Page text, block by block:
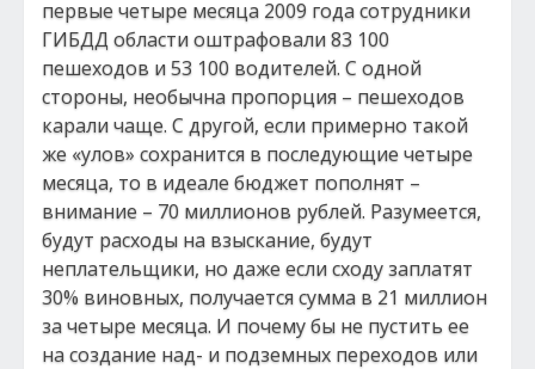
первые четыре месяца 2009 года сотрудники
ГИБДД области оштрафовали 83 100
пешеходов и 53 100 водителей. С одной
стороны, необычна пропорция – пешеходов
карали чаще. С другой, если примерно такой
же «улов» сохранится в последующие четыре
месяца, то в идеале бюджет пополнят –
внимание – 70 миллионов рублей. Разумеется,
будут расходы на взыскание, будут
неплательщики, но даже если сходу заплатят
30% виновных, получается сумма в 21 миллион
за четыре месяца. И почему бы не пустить ее
на создание над- и подземных переходов или